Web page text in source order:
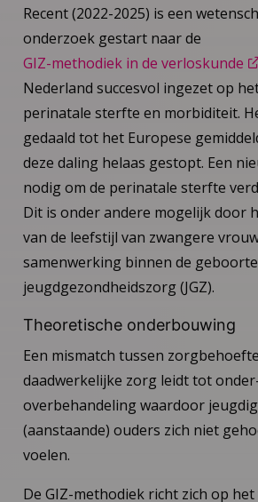
Recent (2022-2025) is een
onderzoek gestart naar de
GIZ-methodiek in de verloskunde
Nederland succesvol ingezet op
perinatale sterfte en morbiditeit.
gedaald tot het Europese
deze daling helaas gestopt. Een
nodig om de perinatale sterfte
Dit is onder andere mogelijk door
van de leefstijl van zwangere
samenwerking binnen de
jeugdgezondheidszorg (JGZ).
Theoretische onderbouwing
Een mismatch tussen
daadwerkelijke zorg leidt tot
overbehandeling waardoor
(aanstaande) ouders zich niet
voelen.
De GIZ-methodiek richt zich op